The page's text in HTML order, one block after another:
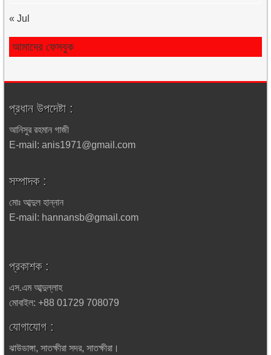
« Jul
আমাদের ফেসবুক
প্রধান উপদেষ্টা :
আনিসুর রহমান গাজী
E-mail: anis1971@gmail.com
সম্পাদক :
মোঃ আব্দুল হান্নান
E-mail: hannansb@gmail.com
প্রকাশক :
এস.এম আব্দুল্লাহ
মোবাইল: +88 01729 708079
যোগাযোগ :
ঝাউডাঙ্গা, সাতক্ষীরা সদর, সাতক্ষীরা।